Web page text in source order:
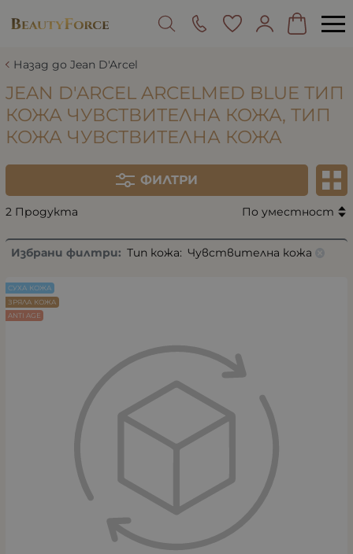
Назад до Jean D'Arcel
JEAN D'ARCEL ARCELMED BLUE ТИП
КОЖА ЧУВСТВИТЕЛНА КОЖА, ТИП
КОЖА ЧУВСТВИТЕЛНА КОЖА
ФИЛТРИ
2 Продукта По уместност
Избрани филтри: Тип кожа: Чувствителна кожа
СУХА КОЖА
ЗРЯЛА КОЖА
ANTI AGE